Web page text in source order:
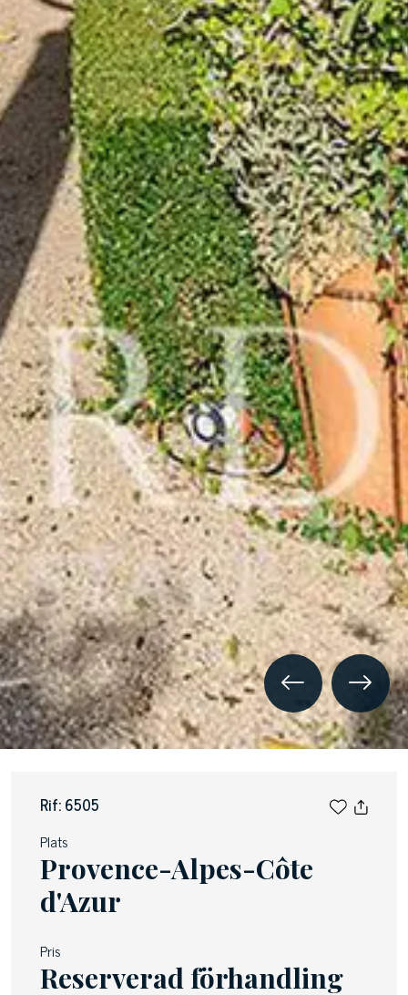
Rif: 6505
Plats
Provence-Alpes-Côte
d'Azur
Pris
Reserverad förhandling